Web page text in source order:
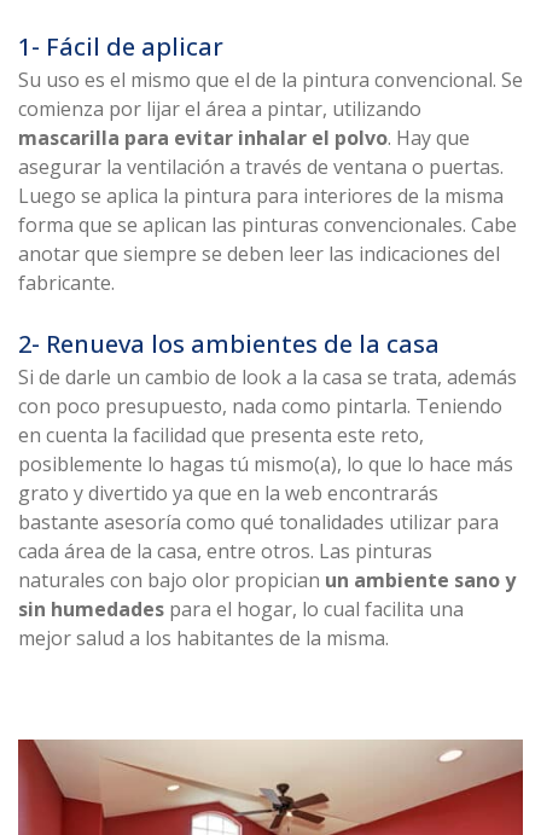
1- Fácil de aplicar
Su uso es el mismo que el de la pintura convencional. Se
comienza por lijar el área a pintar, utilizando
mascarilla para evitar inhalar el polvo. Hay que
asegurar la ventilación a través de ventana o puertas.
Luego se aplica la pintura para interiores de la misma
forma que se aplican las pinturas convencionales. Cabe
anotar que siempre se deben leer las indicaciones del
fabricante.
2- Renueva los ambientes de la casa
Si de darle un cambio de look a la casa se trata, además
con poco presupuesto, nada como pintarla. Teniendo
en cuenta la facilidad que presenta este reto,
posiblemente lo hagas tú mismo(a), lo que lo hace más
grato y divertido ya que en la web encontrarás
bastante asesoría como qué tonalidades utilizar para
cada área de la casa, entre otros. Las pinturas
naturales con bajo olor propician un ambiente sano y
sin humedades para el hogar, lo cual facilita una
mejor salud a los habitantes de la misma.